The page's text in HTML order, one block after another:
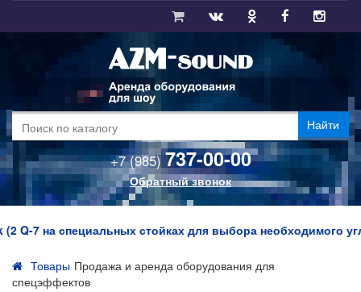
Найти
+7 (985) 737-00-00
Обратный звонок
7 на специальных стойках для выбора необходимого
Товары Продажа и аренда оборудования для
спецэффектов